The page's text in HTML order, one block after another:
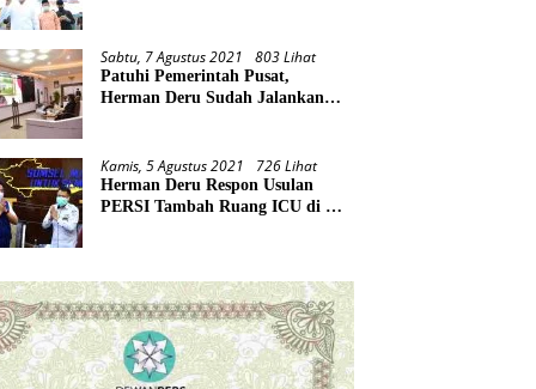
Sabtu, 7 Agustus 2021 803 Lihat
Patuhi Pemerintah Pusat,
Herman Deru Sudah Jalankan
Kamis, 5 Agustus 2021 726 Lihat
Herman Deru Respon Usulan
PERSI Tambah Ruang ICU di RS